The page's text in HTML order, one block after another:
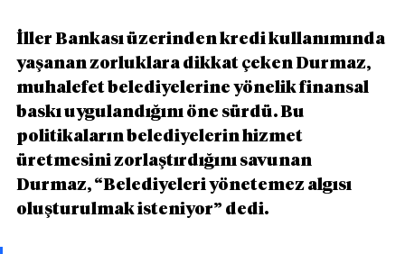
İller Bankası üzerinden kredi kullanımında
yaşanan zorluklara dikkat çeken Durmaz,
muhalefet belediyelerine yönelik finansal
baskı uygulandığını öne sürdü. Bu
politikaların belediyelerin hizmet
üretmesini zorlaştırdığını savunan
Durmaz, “Belediyeleri yönetemez algısı
oluşturulmak isteniyor” dedi.